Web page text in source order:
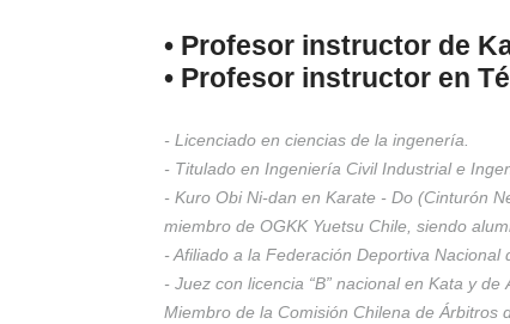
•⁠ Profesor instructor de
•⁠ Profesor instructor en
- Licenciado en ciencias de la ingenería.
- Titulado en Ingeniería Civil Industrial e
- Kuro Obi Ni-dan en Karate - Do (Cinturón
miembro de OGKK Yuetsu Chile, siendo
- Afiliado a la Federación Deportiva Nacional
- Juez con licencia “B” nacional en Kata y de
Miembro de la Comisión Chilena de Árbitros